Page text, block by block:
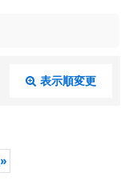
表示順変更
»